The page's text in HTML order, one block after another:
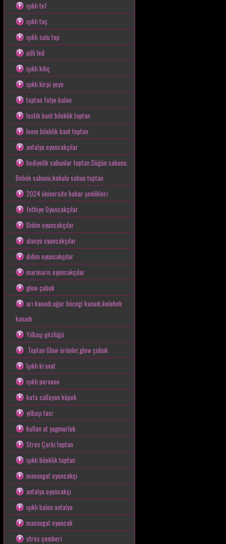
ışıklı tef
ışıklı taç
ışıklı sulu top
pilli led
ışıklı kılıç
ışıklı kirpi yoyo
toptan folyo balon
lastik bant bileklik toptan
loom bileklik bant toptan
antalya oyuncakçılar
hediyelik sabunlar toptan.Düğün sabunu.
Bebek sabunu,kokulu sabun toptan
2024 üniversite bahar şenlikleri
fethiye Oyuncakçılar
Didim oyuncakçılar
alanya oyuncakçılar
didim oyuncakçılar
marmaris oyuncakçılar
glow çubuk
arı kanadı,uğur böceği kanadı,kelebek
kanadı
Yılbaşı gözlüğü
Toptan Glow ürünler,glow çubuk
Işıklı kravat
ışıklı pervane
kafa sallayan köpek
yılbaşı tacı
kullan at yagmurluk
Stres Çarkı toptan
ışıklı bileklik toptan
manavgat oyuncakçı
antalya oyuncakçı
ışıklı balon antalya
manavgat oyuncak
stres çemberi